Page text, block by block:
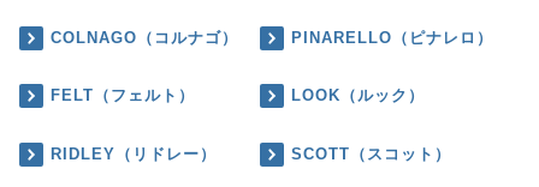
COLNAGO（コルナゴ） PINARELLO（ピナレロ）
FELT（フェルト） LOOK（ルック）
RIDLEY（リドレー） SCOTT（スコット）